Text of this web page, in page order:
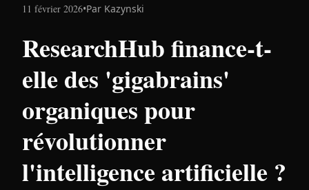
11 février 2026•Par Kazynski
ResearchHub finance-t-
elle des 'gigabrains'
organiques pour
révolutionner
l'intelligence artificielle ?